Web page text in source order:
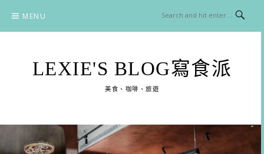
content
MENU
LEXIE'S BLOG寫食派
美食、咖啡、旅遊